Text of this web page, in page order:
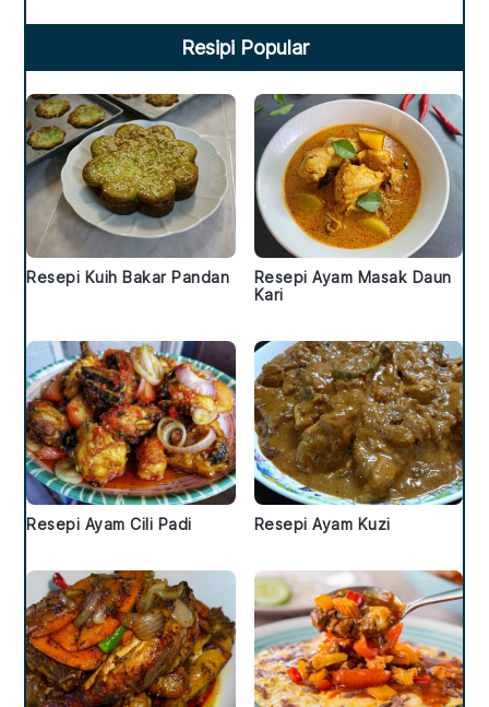
Resipi Popular
Resepi Kuih Bakar Pandan
Resepi Ayam Masak Daun
Kari
Resepi Ayam Cili Padi Resepi Ayam Kuzi